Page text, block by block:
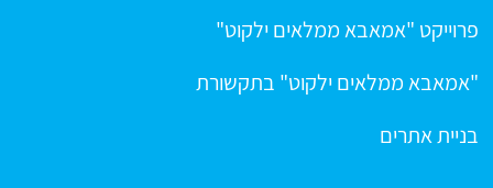
פרוייקט "אמאבא ממלאים ילקוט"
"אמאבא ממלאים ילקוט" בתקשורת
בניית אתרים